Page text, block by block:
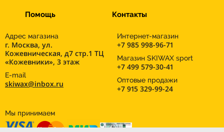
Помощь Контакты
Адрес магазина
г. Москва, ул.
Кожевническая, д7 стр.1 ТЦ
«Кожевники», 3 этаж
E-mail
skiwax@inbox.ru
Интернет-магазин
+7 985 998-96-71
Магазин SKIWAX sport
+7 499 579-30-41
Оптовые продажи
+7 915 329-99-24
Мы принимаем